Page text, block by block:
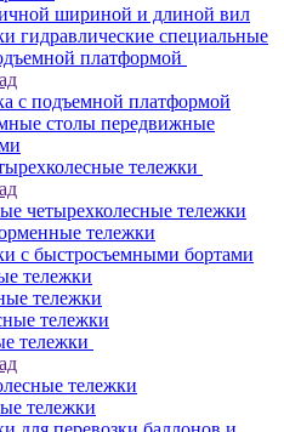
шириной и длиной вил
гидравлические специальные
платформой
с подъемной платформой
столы передвижные
тележки
четырехколесные тележки
тележки
с быстросъемными бортами
тележки
тележки
тележки
тележки
тележки
тележки